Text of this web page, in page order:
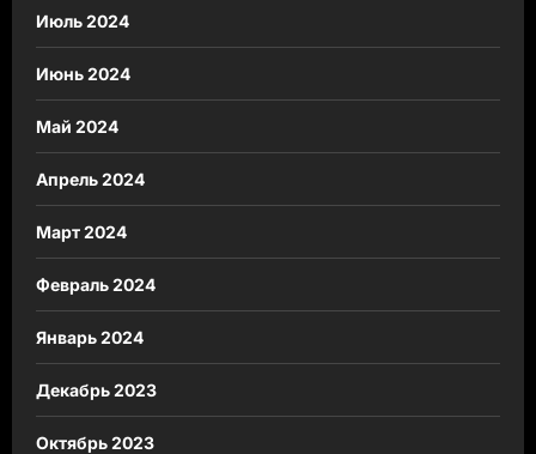
Июль 2024
Июнь 2024
Май 2024
Апрель 2024
Март 2024
Февраль 2024
Январь 2024
Декабрь 2023
Октябрь 2023